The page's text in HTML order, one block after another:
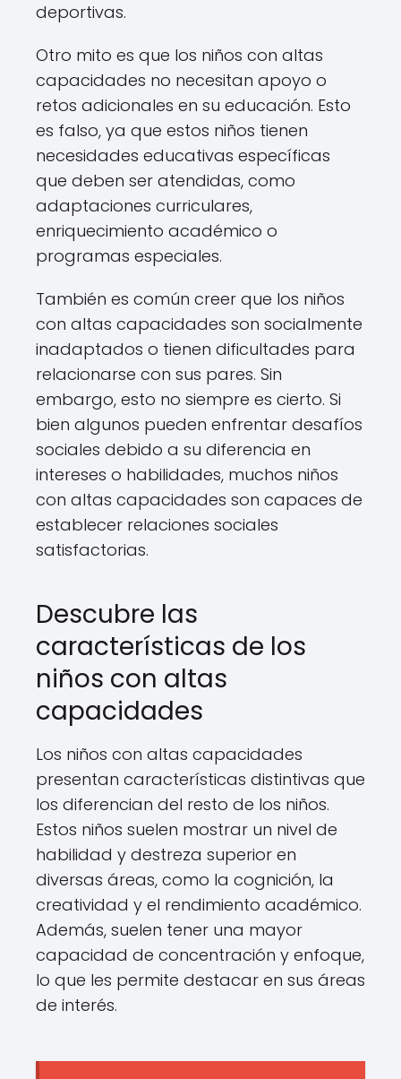
deportivas.
Otro mito es que los niños con altas
capacidades no necesitan apoyo o
retos adicionales en su educación. Esto
es falso, ya que estos niños tienen
necesidades educativas específicas
que deben ser atendidas, como
adaptaciones curriculares,
enriquecimiento académico o
programas especiales.
También es común creer que los niños
con altas capacidades son socialmente
inadaptados o tienen dificultades para
relacionarse con sus pares. Sin
embargo, esto no siempre es cierto. Si
bien algunos pueden enfrentar desafíos
sociales debido a su diferencia en
intereses o habilidades, muchos niños
con altas capacidades son capaces de
establecer relaciones sociales
satisfactorias.
Descubre las
características de los
niños con altas
capacidades
Los niños con altas capacidades
presentan características distintivas que
los diferencian del resto de los niños.
Estos niños suelen mostrar un nivel de
habilidad y destreza superior en
diversas áreas, como la cognición, la
creatividad y el rendimiento académico.
Además, suelen tener una mayor
capacidad de concentración y enfoque,
lo que les permite destacar en sus áreas
de interés.